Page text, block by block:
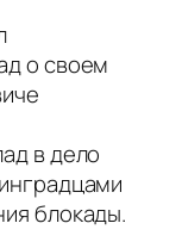
о своем
в дело
блокады.